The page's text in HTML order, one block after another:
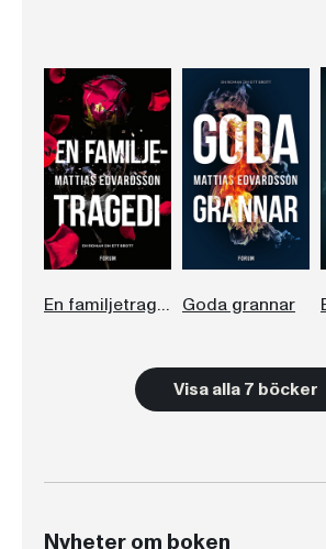
En familjetragedi Goda grannar
Visa alla 7 böcker
Nyheter om boken